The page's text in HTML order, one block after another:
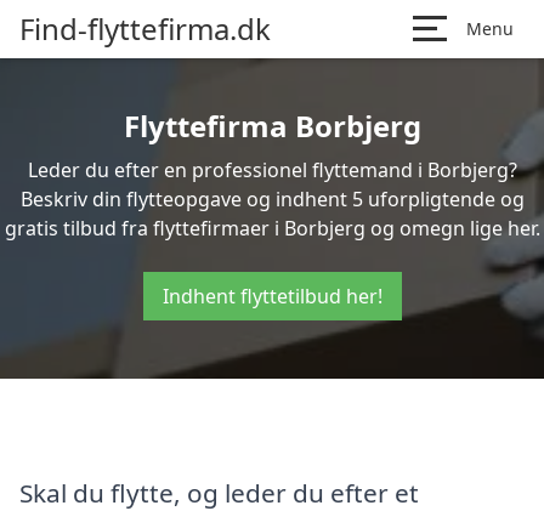
Find-flyttefirma.dk Menu
Flyttefirma Borbjerg
Leder du efter en professionel flyttemand i Borbjerg?
Beskriv din flytteopgave og indhent 5 uforpligtende og
gratis tilbud fra flyttefirmaer i Borbjerg og omegn lige her.
Indhent flyttetilbud her!
Skal du flytte, og leder du efter et